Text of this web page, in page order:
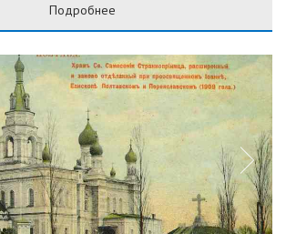
Подробнее